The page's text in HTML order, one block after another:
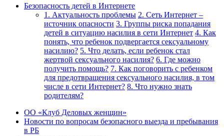
Безопасность детей в Интернете
1. Актуальность проблемы 2. Сеть Интернет –
источник опасности 3. Группы риска попадания
детей в ситуацию насилия в сети Интернет 4. Как
понять, что ребенок подвергается сексуальному
насилию? 5. Что делать, если ребенок стал
жертвой сексуального насилия? 6. Где можно
получить помощь? 7. Как поговорить с ребенком
для предотвращения сексуального насилия, в том
числе в сети Интернет? 8. Что нужно знать
родителям?
ОО «Клуб Деловых женщин»
Новости по вопросам безопасного выезда и пребывания
в РБ